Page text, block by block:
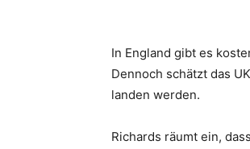
In England gibt es
Dennoch schätzt das
landen werden.
Richards räumt ein,